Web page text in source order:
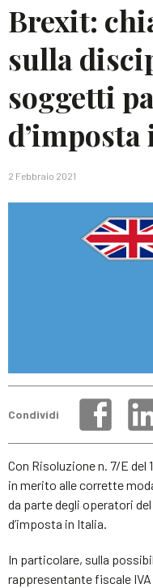
Brexit:
sulla
soggetti
2 Febbraio 2021
Condividi
Con Risoluzione n. 7/E del
in merito alle corrette
da parte degli operatori
d’imposta in Italia.
In particolare, sulla
rappresentante fiscale